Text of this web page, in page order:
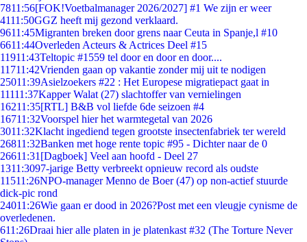
7811:56[FOK!Voetbalmanager 2026/2027] #1 We zijn er weer
4111:50GGZ heeft mij gezond verklaard.
9611:45Migranten breken door grens naar Ceuta in Spanje,l #10
6611:44Overleden Acteurs & Actrices Deel #15
11911:43Teltopic #1559 tel door en door en door....
11711:42Vrienden gaan op vakantie zonder mij uit te nodigen
25011:39Asielzoekers #22 : Het Europese migratiepact gaat in
11111:37Kapper Walat (27) slachtoffer van vernielingen
16211:35[RTL] B&B vol liefde 6de seizoen #4
16711:32Voorspel hier het warmtegetal van 2026
3011:32Klacht ingediend tegen grootste insectenfabriek ter wereld
26811:32Banken met hoge rente topic #95 - Dichter naar de 0
26611:31 [Dagboek] Veel aan hoofd - Deel 27
1311:3097-jarige Betty verbreekt opnieuw record als oudste
11511:26NPO-manager Menno de Boer (47) op non-actief stuurde
dick-pic rond
24011:26Wie gaan er dood in 2026?Post met een vleugje cynisme de
overledenen.
611:26Draai hier alle platen in je platenkast #32 (The Torture Never